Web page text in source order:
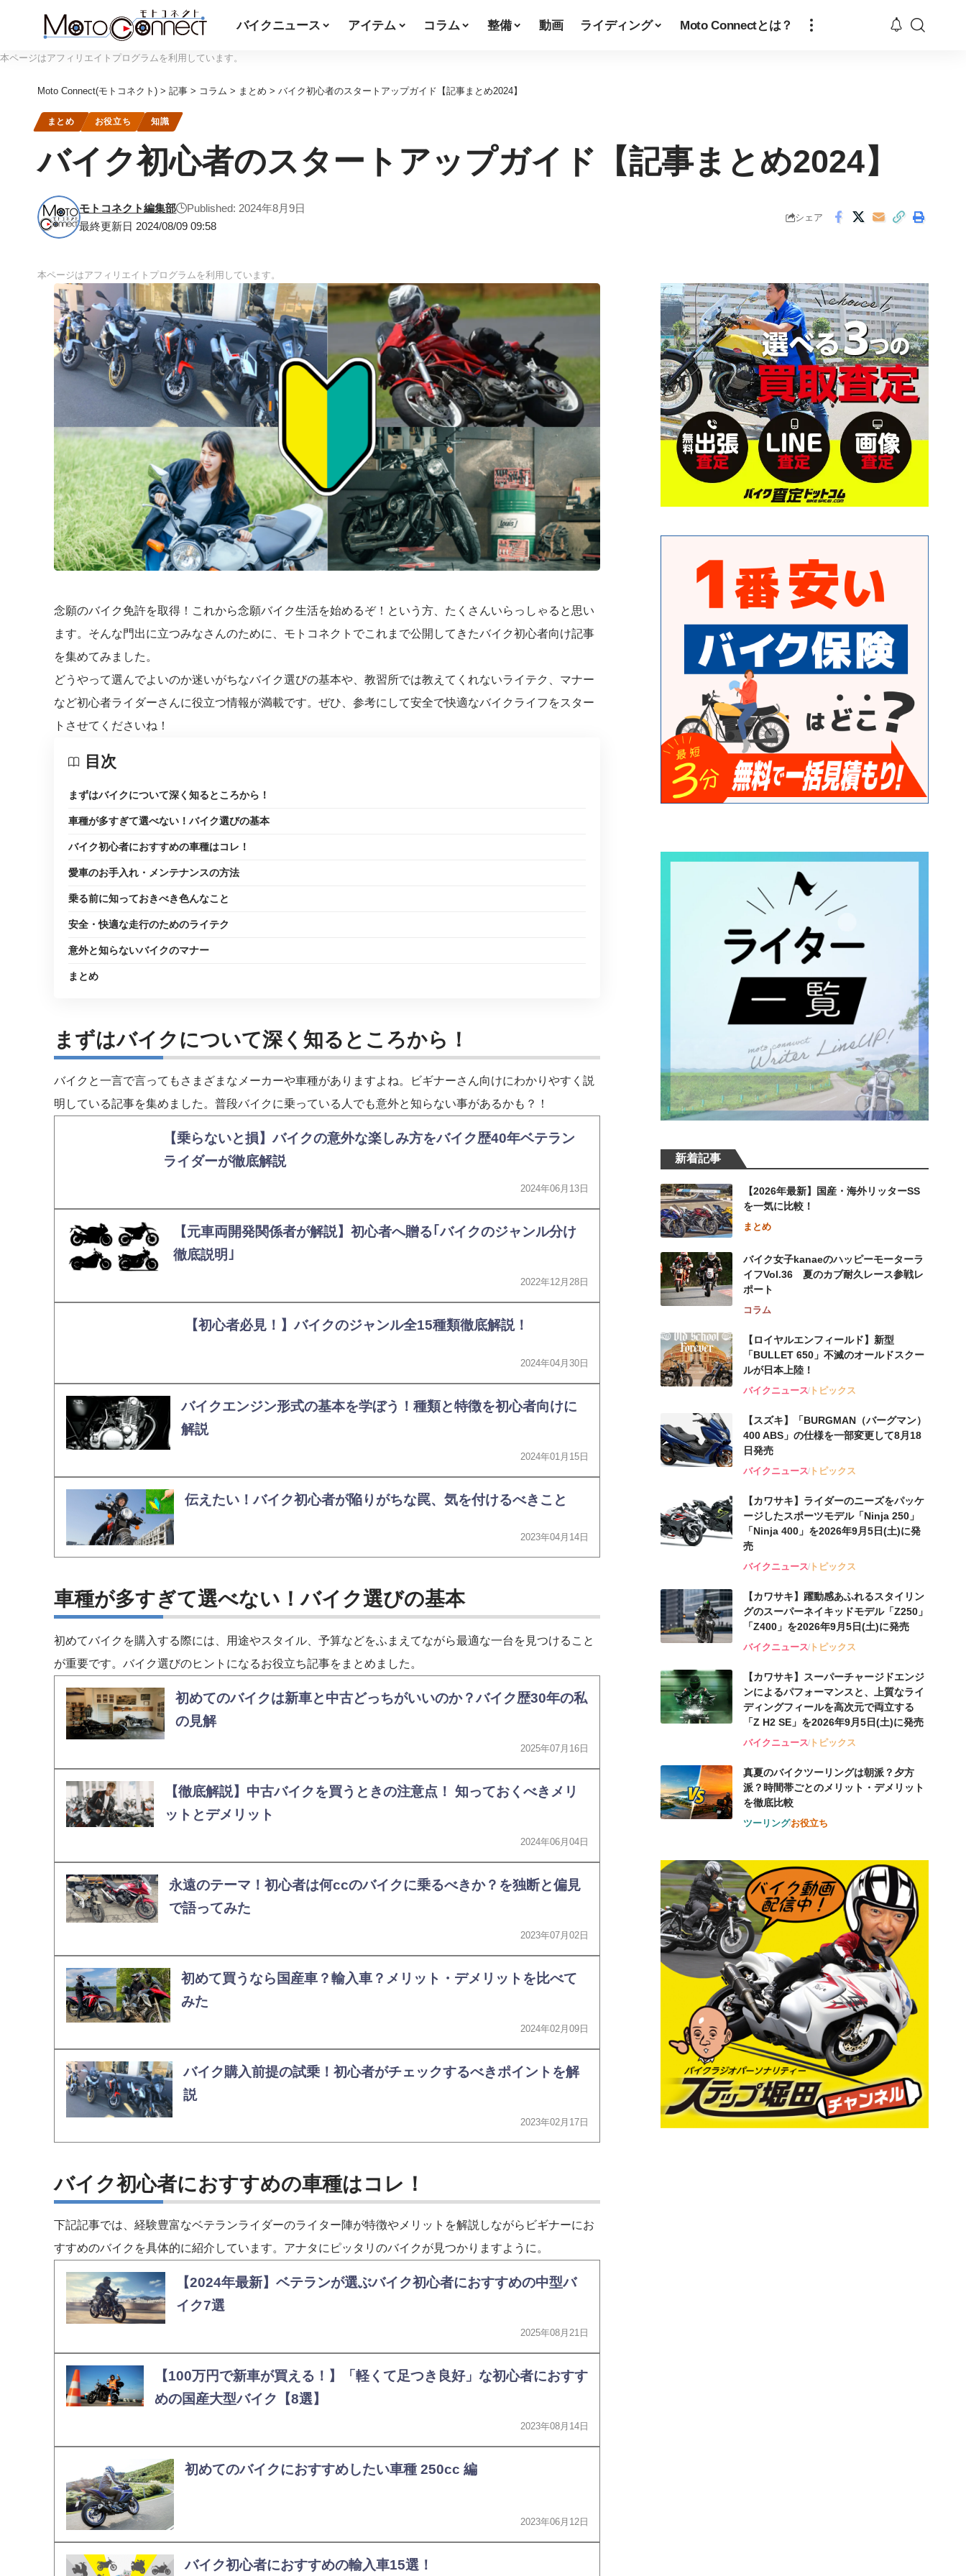
バイクニュース アイテム コラム 整備 動画 ライディング Moto Connectとは？
本ページはアフィリエイトプログラムを利用しています。
Moto Connect(モトコネクト) > 記事 > コラム > まとめ > バイク初心者のスタートアップガイド【記事まとめ2024】
まとめ お役立ち 知識
バイク初心者のスタートアップガイド【記事まとめ2024】
最終更新日 2024/08/09 09:58
モトコネクト編集部 Published: 2024年8月9日
シェア
本ページはアフィリエイトプログラムを利用しています。
念願のバイク免許を取得！これから念願バイク生活を始めるぞ！という方、たくさんいらっしゃると思い
ます。そんな門出に立つみなさんのために、モトコネクトでこれまで公開してきたバイク初心者向け記事
を集めてみました。
どうやって選んでよいのか迷いがちなバイク選びの基本や、教習所では教えてくれないライテク、マナー
など初心者ライダーさんに役立つ情報が満載です。ぜひ、参考にして安全で快適なバイクライフをスター
トさせてくださいね！
目次
まずはバイクについて深く知るところから！
車種が多すぎて選べない！バイク選びの基本
バイク初心者におすすめの車種はコレ！
愛車のお手入れ・メンテナンスの方法
乗る前に知っておきべき色んなこと
安全・快適な走行のためのライテク
意外と知らないバイクのマナー
まとめ
まずはバイクについて深く知るところから！
バイクと一言で言ってもさまざまなメーカーや車種がありますよね。ビギナーさん向けにわかりやすく説
明している記事を集めました。普段バイクに乗っている人でも意外と知らない事があるかも？！
【乗らないと損】バイクの意外な楽しみ方をバイク歴40年ベテラン
ライダーが徹底解説
2024年06月13日
【元車両開発関係者が解説】初心者へ贈る｢バイクのジャンル分け
徹底説明｣
2022年12月28日
【初心者必見！】バイクのジャンル全15種類徹底解説！
2024年04月30日
バイクエンジン形式の基本を学ぼう！種類と特徴を初心者向けに
解説
2024年01月15日
伝えたい！バイク初心者が陥りがちな罠、気を付けるべきこと
2023年04月14日
車種が多すぎて選べない！バイク選びの基本
初めてバイクを購入する際には、用途やスタイル、予算などをふまえてながら最適な一台を見つけること
が重要です。バイク選びのヒントになるお役立ち記事をまとめました。
初めてのバイクは新車と中古どっちがいいのか？バイク歴30年の私
の見解
2025年07月16日
【徹底解説】中古バイクを買うときの注意点！ 知っておくべきメリ
ットとデメリット
2024年06月04日
永遠のテーマ！初心者は何ccのバイクに乗るべきか？を独断と偏見
で語ってみた
2023年07月02日
初めて買うなら国産車？輸入車？メリット・デメリットを比べて
みた
2024年02月09日
バイク購入前提の試乗！初心者がチェックするべきポイントを解
説
2023年02月17日
バイク初心者におすすめの車種はコレ！
下記記事では、経験豊富なベテランライダーのライター陣が特徴やメリットを解説しながらビギナーにお
すすめのバイクを具体的に紹介しています。アナタにピッタリのバイクが見つかりますように。
【2024年最新】ベテランが選ぶバイク初心者におすすめの中型バ
イク7選
2025年08月21日
【100万円で新車が買える！】「軽くて足つき良好」な初心者におすす
めの国産大型バイク【8選】
2023年08月14日
初めてのバイクにおすすめしたい車種 250cc 編
2023年06月12日
バイク初心者におすすめの輸入車15選！
新着記事
【2026年最新】国産・海外リッターSS
を一気に比較！
まとめ
バイク女子kanaeのハッピーモーターラ
イフVol.36 夏のカブ耐久レース参戦レ
ポート
コラム
【ロイヤルエンフィールド】新型
「BULLET 650」不滅のオールドスクー
ルが⽇本上陸！
バイクニューストピックス
【スズキ】「BURGMAN（バーグマン）
400 ABS」の仕様を一部変更して8月18
日発売
バイクニューストピックス
【カワサキ】ライダーのニーズをパッケ
ージしたスポーツモデル「Ninja 250」
「Ninja 400」を2026年9月5日(土)に発
売
バイクニューストピックス
【カワサキ】躍動感あふれるスタイリン
グのスーパーネイキッドモデル「Z250」
「Z400」を2026年9月5日(土)に発売
バイクニューストピックス
【カワサキ】スーパーチャージドエンジ
ンによるパフォーマンスと、上質なライ
ディングフィールを高次元で両立する
「Z H2 SE」を2026年9月5日(土)に発売
バイクニューストピックス
真夏のバイクツーリングは朝派？夕方
派？時間帯ごとのメリット・デメリット
を徹底比較
ツーリングお役立ち